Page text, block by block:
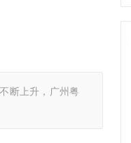
断上升，广州粤